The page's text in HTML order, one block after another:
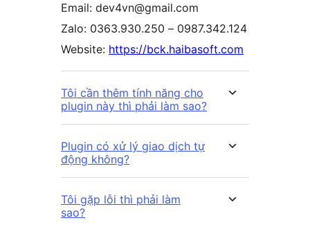
Email: dev4vn@gmail.com
Zalo: 0363.930.250 – 0987.342.124
Website: https://bck.haibasoft.com
Tôi cần thêm tính năng cho
plugin này thì phải làm sao?
Plugin có xử lý giao dịch tự
động không?
Tôi gặp lỗi thì phải làm
sao?